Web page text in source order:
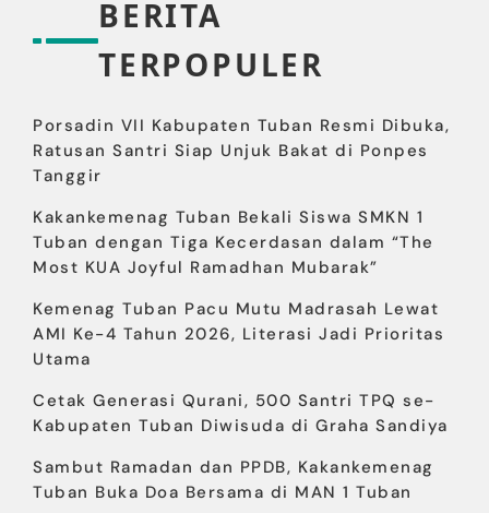
BERITA
TERPOPULER
Porsadin VII Kabupaten Tuban Resmi Dibuka,
Ratusan Santri Siap Unjuk Bakat di Ponpes
Tanggir
Kakankemenag Tuban Bekali Siswa SMKN 1
Tuban dengan Tiga Kecerdasan dalam “The
Most KUA Joyful Ramadhan Mubarak”
Kemenag Tuban Pacu Mutu Madrasah Lewat
AMI Ke-4 Tahun 2026, Literasi Jadi Prioritas
Utama
Cetak Generasi Qurani, 500 Santri TPQ se-
Kabupaten Tuban Diwisuda di Graha Sandiya
Sambut Ramadan dan PPDB, Kakankemenag
Tuban Buka Doa Bersama di MAN 1 Tuban